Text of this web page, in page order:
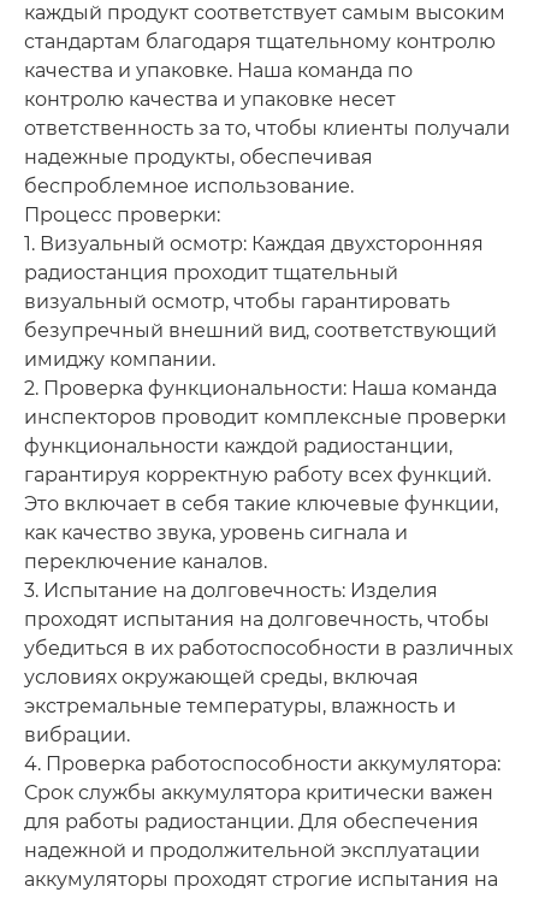
каждый продукт соответствует самым высоким
стандартам благодаря тщательному контролю
качества и упаковке. Наша команда по
контролю качества и упаковке несет
ответственность за то, чтобы клиенты получали
надежные продукты, обеспечивая
беспроблемное использование.
Процесс проверки:
1. Визуальный осмотр: Каждая двухсторонняя
радиостанция проходит тщательный
визуальный осмотр, чтобы гарантировать
безупречный внешний вид, соответствующий
имиджу компании.
2. Проверка функциональности: Наша команда
инспекторов проводит комплексные проверки
функциональности каждой радиостанции,
гарантируя корректную работу всех функций.
Это включает в себя такие ключевые функции,
как качество звука, уровень сигнала и
переключение каналов.
3. Испытание на долговечность: Изделия
проходят испытания на долговечность, чтобы
убедиться в их работоспособности в различных
условиях окружающей среды, включая
экстремальные температуры, влажность и
вибрации.
4. Проверка работоспособности аккумулятора:
Срок службы аккумулятора критически важен
для работы радиостанции. Для обеспечения
надежной и продолжительной эксплуатации
аккумуляторы проходят строгие испытания на